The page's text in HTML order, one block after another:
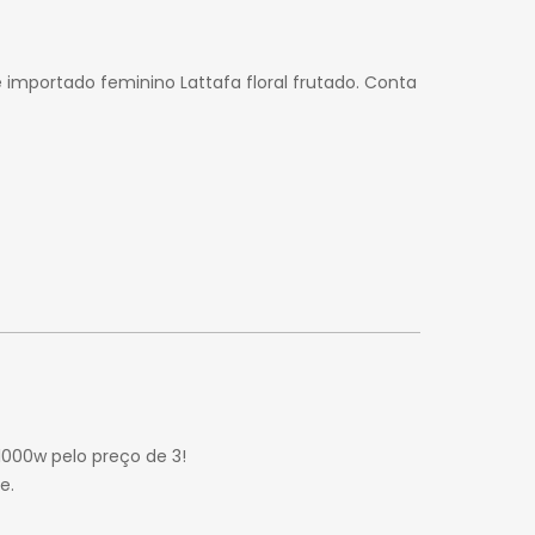
importado feminino Lattafa floral frutado. Conta
pelo preço de 3!